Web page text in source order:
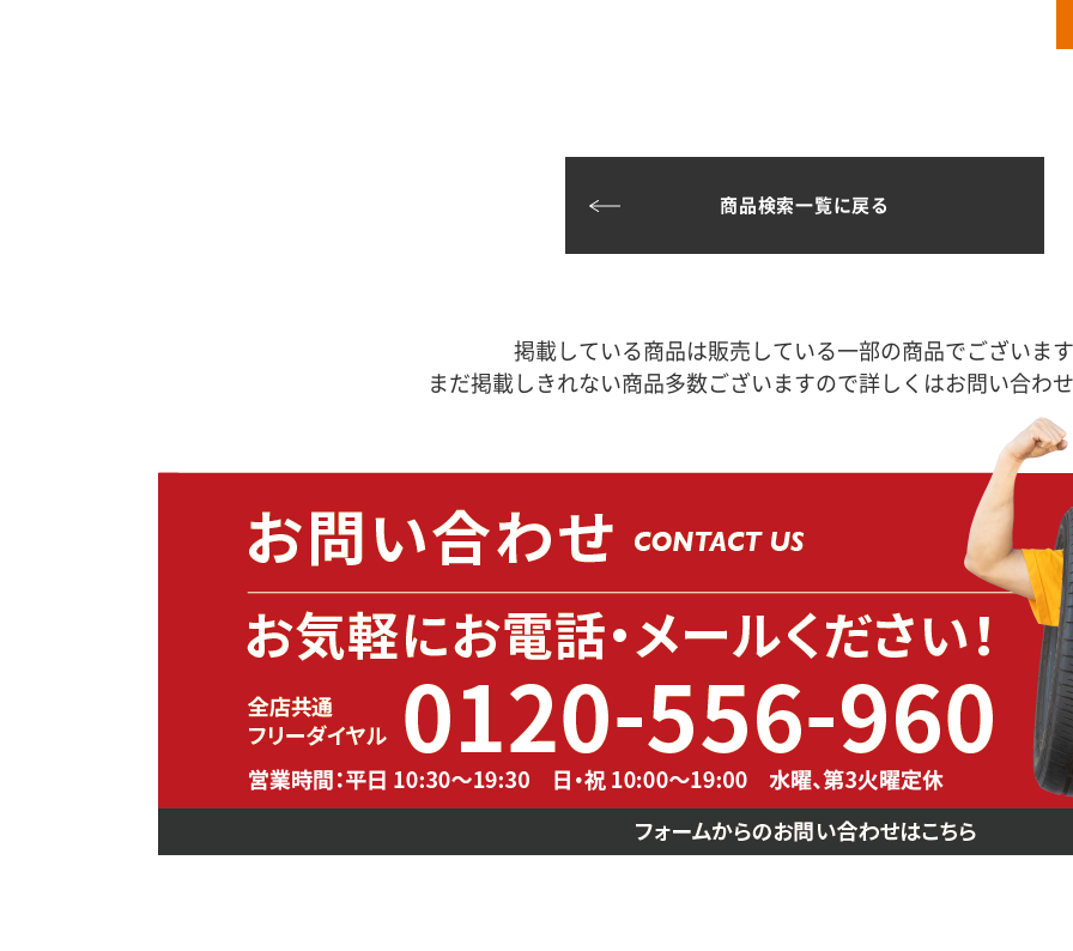
商品検索一覧に戻る
掲載している商品は販売している一部の商品でございます
まだ掲載しきれない商品多数ございますので詳しくはお問い合わせ